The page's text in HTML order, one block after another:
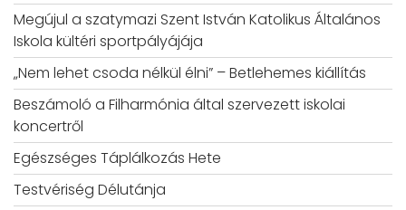
Megújul a szatymazi Szent István Katolikus Általános
Iskola kültéri sportpályájája
„Nem lehet csoda nélkül élni” – Betlehemes kiállítás
Beszámoló a Filharmónia által szervezett iskolai
koncertről
Egészséges Táplálkozás Hete
Testvériség Délutánja